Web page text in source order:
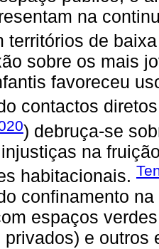
na
territórios de
sobre os mais
favoreceu
contactos
) debruça-se
na
habitacionais.
confinamento
espaços
privados) e outros